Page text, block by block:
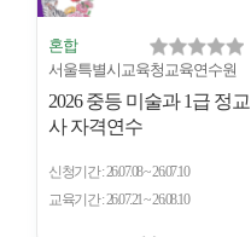
혼합
서울특별시교육청교육연수원
2026 중등 미술과 1급 정교
사 자격연수
신청기간 26.07.08 ~ 26.07.10
교육기간 26.07.21 ~ 26.08.10